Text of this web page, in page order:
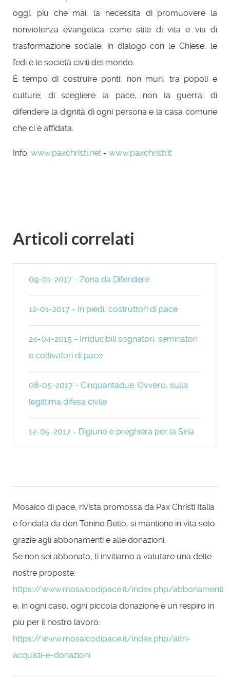
oggi, più che mai, la necessità di promuovere la
nonviolenza evangelica come stile di vita e via di
trasformazione sociale, in dialogo con le Chiese, le
fedi e le società civili del mondo.
È tempo di costruire ponti, non muri, tra popoli e
culture; di scegliere la pace, non la guerra; di
difendere la dignità di ogni persona e la casa comune
che ci è affidata.
Info: www.paxchristi.net - www.paxchristi.it
Articoli correlati
09-01-2017 - Zona da Difendere
12-01-2017 - In piedi, costruttori di pace
24-04-2015 - Irriducibili sognatori, seminatori
e coltivatori di pace
08-05-2017 - Cinquantadue. Ovvero, sulla
legittima difesa civile
12-05-2017 - Digiuno e preghiera per la Siria
Mosaico di pace, rivista promossa da Pax Christi Italia
e fondata da don Tonino Bello, si mantiene in vita solo
grazie agli abbonamenti e alle donazioni.
Se non sei abbonato, ti invitiamo a valutare una delle
nostre proposte:
https://www.mosaicodipace.it/index.php/abbonamenti
e, in ogni caso, ogni piccola donazione è un respiro in
più per il nostro lavoro:
https://www.mosaicodipace.it/index.php/altri-
acquisti-e-donazioni